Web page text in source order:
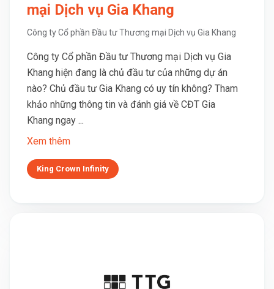
mại Dịch vụ Gia Khang
Công ty Cổ phần Đầu tư Thương mại Dịch vụ Gia Khang
Công ty Cổ phần Đầu tư Thương mại Dịch vụ Gia
Khang hiện đang là chủ đầu tư của những dự án
nào? Chủ đầu tư Gia Khang có uy tín không? Tham
khảo những thông tin và đánh giá về CĐT Gia
Khang ngay ...
Xem thêm
King Crown Infinity